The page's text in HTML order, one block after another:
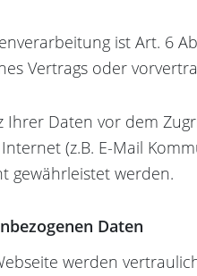
ist Art. 6
Vertrags oder
Ihrer Daten vor dem
(z.B. E-Mail
gewährleistet werden.
Daten
werden